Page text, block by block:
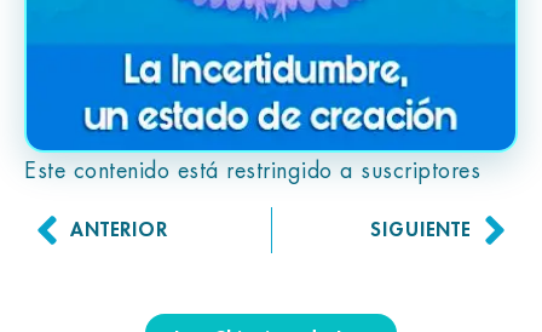
Este contenido está restringido a suscriptores
ANTERIOR SIGUIENTE